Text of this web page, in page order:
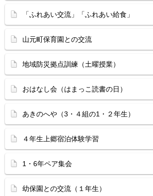
「ふれあい交流」「ふれあい給食」
山元町保育園との交流
地域防災拠点訓練（土曜授業）
おはなし会（はまっこ読書の日）
あきのへや（3・４組の1・２年生）
４年生上郷宿泊体験学習
1・6年ペア集会
幼保園との交流（１年生）